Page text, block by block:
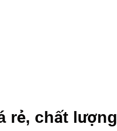
rẻ, chất lượng